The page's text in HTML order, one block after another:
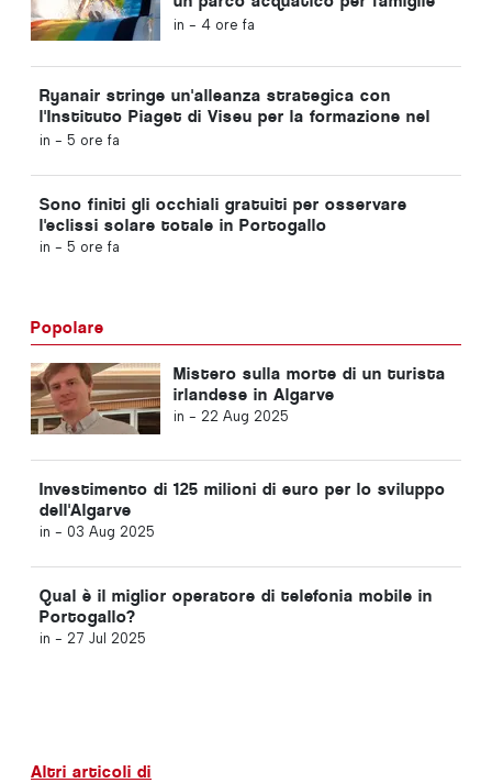
con biglietti a 2 euro
in - 4 ore fa
Ryanair stringe un'alleanza strategica con
l'Instituto Piaget di Viseu per la formazione nel
settore dell'aviazione in Portogallo
in - 5 ore fa
Sono finiti gli occhiali gratuiti per osservare
l'eclissi solare totale in Portogallo
in - 5 ore fa
Popolare
Mistero sulla morte di un turista
irlandese in Algarve
in - 22 Aug 2025
Investimento di 125 milioni di euro per lo sviluppo
dell'Algarve
in - 03 Aug 2025
Qual è il miglior operatore di telefonia mobile in
Portogallo?
in - 27 Jul 2025
Altri articoli di